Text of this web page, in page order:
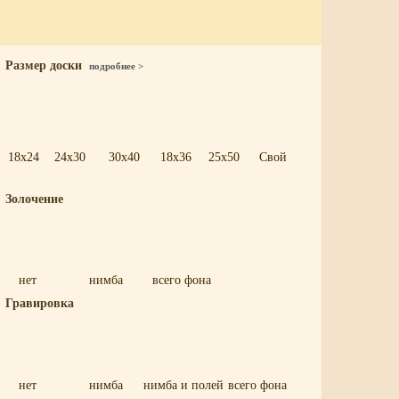
Размер доски подробнее >
18x24 24x30 30x40 18x36 25x50 Свой
Золочение
нет нимба
всего фона
Гравировка
нет нимба нимба и полей всего фона